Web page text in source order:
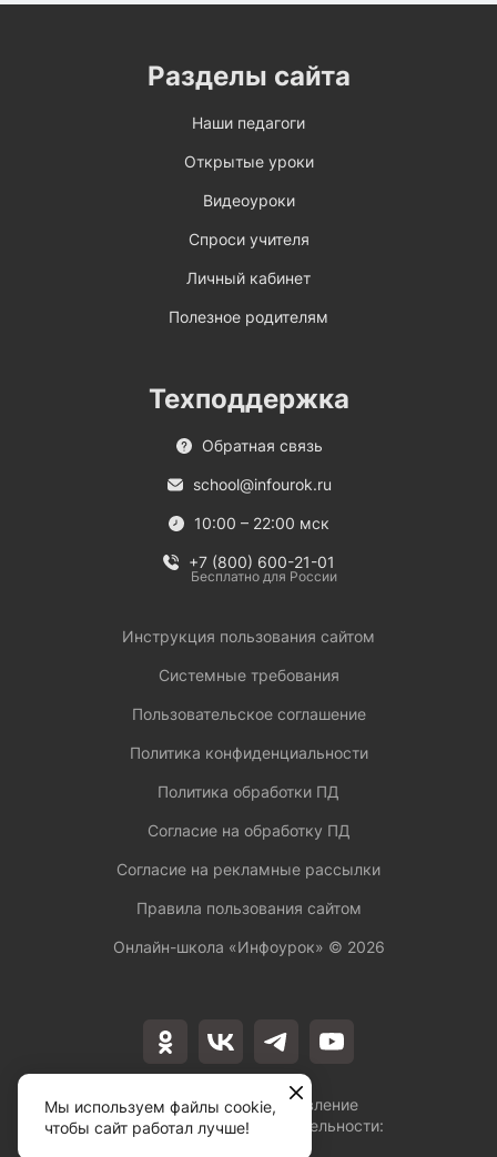
Лицензия на осуществление
образовательной деятельности:
Разделы сайта
Наши педагоги
Открытые уроки
Видеоуроки
Спроси учителя
Личный кабинет
Полезное родителям
Техподдержка
Обратная связь
school@infourok.ru
10:00 – 22:00 мск
+7 (800) 600-21-01
Бесплатно для России
Инструкция пользования сайтом
Системные требования
Пользовательское соглашение
Политика конфиденциальности
Политика обработки ПД
Согласие на обработку ПД
Согласие на рекламные рассылки
Правила пользования сайтом
Онлайн-школа «Инфоурок» © 2026
Мы используем файлы cookie,
чтобы сайт работал лучше!